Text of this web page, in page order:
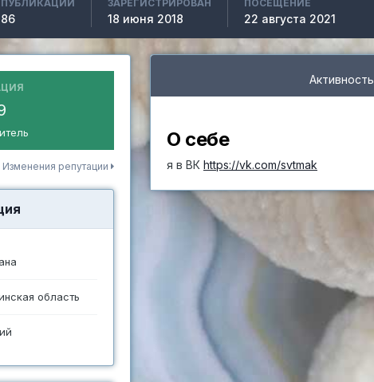
ПУБЛИКАЦИЙ
86
ЗАРЕГИСТРИРОВАН
18 июня 2018
ПОСЕЩЕНИЕ
22 августа 2021
Изменения репутации
область
Активность
О себе
я в ВК https://vk.com/svtmak